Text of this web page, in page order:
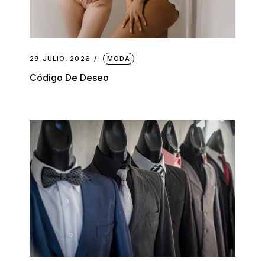
29 JULIO, 2026 MODA
Código De Deseo